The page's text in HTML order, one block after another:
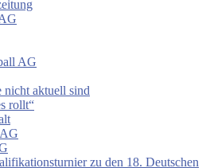
AG
nicht aktuell sind
rollt“
zu den 18. Deutschen